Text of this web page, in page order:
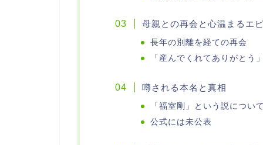
母親との再会と心温まるエ
長年の別離を経ての再会
「産んでくれてありがとう
噂される本名と真相
「福室剛」という説につい
公式には未公表